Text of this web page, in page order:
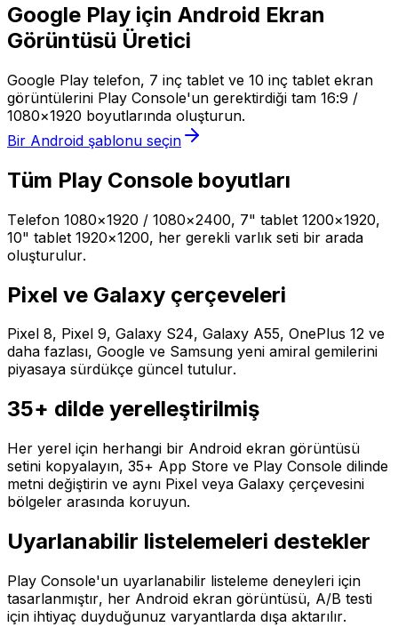
Google Play için Android Ekran
Görüntüsü Üretici
Google Play telefon, 7 inç tablet ve 10 inç tablet ekran
görüntülerini Play Console'un gerektirdiği tam 16:9 /
1080×1920 boyutlarında oluşturun.
Bir Android şablonu seçin
Tüm Play Console boyutları
Telefon 1080×1920 / 1080×2400, 7" tablet 1200×1920,
10" tablet 1920×1200, her gerekli varlık seti bir arada
oluşturulur.
Pixel ve Galaxy çerçeveleri
Pixel 8, Pixel 9, Galaxy S24, Galaxy A55, OnePlus 12 ve
daha fazlası, Google ve Samsung yeni amiral gemilerini
piyasaya sürdükçe güncel tutulur.
35+ dilde yerelleştirilmiş
Her yerel için herhangi bir Android ekran görüntüsü
setini kopyalayın, 35+ App Store ve Play Console dilinde
metni değiştirin ve aynı Pixel veya Galaxy çerçevesini
bölgeler arasında koruyun.
Uyarlanabilir listelemeleri destekler
Play Console'un uyarlanabilir listeleme deneyleri için
tasarlanmıştır, her Android ekran görüntüsü, A/B testi
için ihtiyaç duyduğunuz varyantlarda dışa aktarılır.